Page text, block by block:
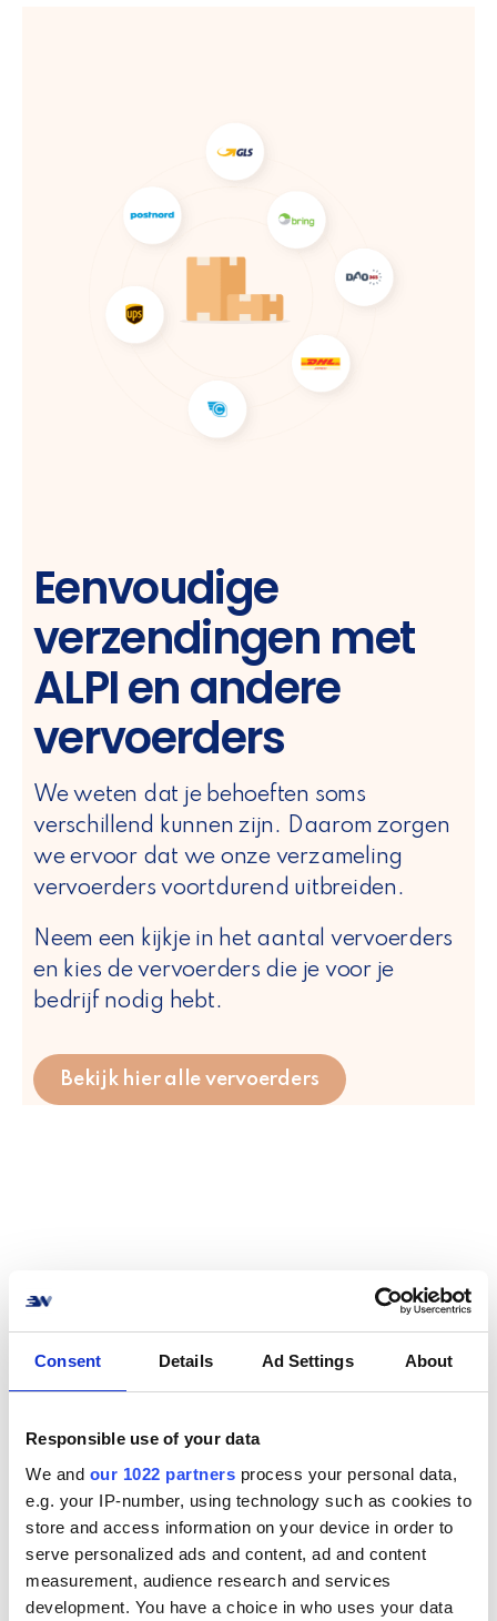
Consent Details Ad Settings About
Responsible use of your data
We and our 1022 partners process your personal data,
e.g. your IP-number, using technology such as cookies to
store and access information on your device in order to
serve personalized ads and content, ad and content
measurement, audience research and services
development. You have a choice in who uses your data
Eenvoudige
verzendingen met
ALPI en andere
vervoerders
We weten dat je behoeften soms
verschillend kunnen zijn. Daarom zorgen
we ervoor dat we onze verzameling
vervoerders voortdurend uitbreiden.
Neem een kijkje in het aantal vervoerders
en kies de vervoerders die je voor je
bedrijf nodig hebt.
Bekijk hier alle vervoerders
Hoe verbind je ALPI
met jouw online
winkel? Geen
probleem!
Verbind je online winkel of systeem met ALPI in
een handomdraai. We ondersteunen de meest
voorkomende e-commerce systemen,
marktplaatsen, en ERP oplossingen.